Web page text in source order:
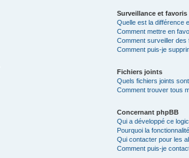
Surveillance et favoris
Quelle est la différence
Comment mettre en
Comment surveiller des
Comment puis-je
Fichiers joints
Quels fichiers joints
Comment trouver tous
Concernant phpBB
Qui a développé ce
Pourquoi la
Qui contacter pour les
Comment puis-je